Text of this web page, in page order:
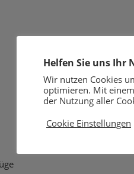
Helfen Sie uns Ihr
Wir nutzen Cookies
optimieren. Mit
der Nutzung aller
Cookie Einstellungen